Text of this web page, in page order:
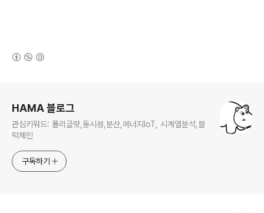
HAMA 블로그
관심키워드: 폴리글랏,동시성,분산,에너지IoT, 시계열분석,블
럭체인
구독하기